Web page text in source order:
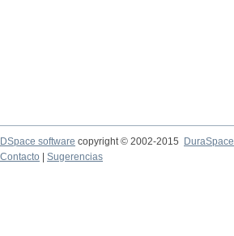
DSpace software copyright © 2002-2015
DuraSpace
Contacto
Sugerencias